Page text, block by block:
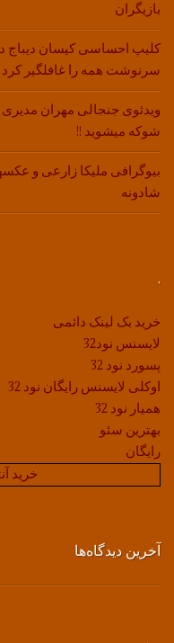
بازیگران
کلیپ احساسی کیسان دیباج
سرنوشت همه را غافلگیر کرد
ویدئوی جنجالی مهران
شوکه میشوید !!
بیوگرافی ملیکا زارعی و
شادونه
.
خرید بک لینک دائمی
لایسنس نود32
پسورد نود 32
اوکلی لایسنس رایگان نود 32
همیار نود 32
بهترین سئو
رایگان
خرید
آخرین دیدگاه‌ها